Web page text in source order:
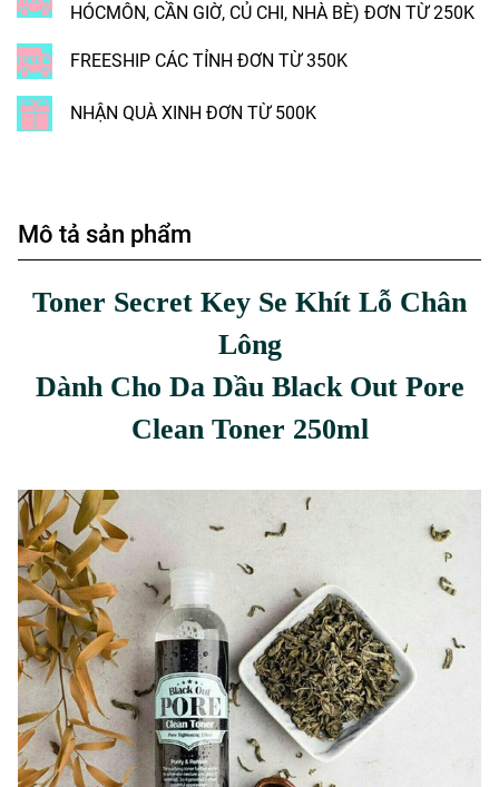
HÓCMÔN, CẦN GIỜ, CỦ CHI, NHÀ BÈ) ĐƠN TỪ 250K
FREESHIP CÁC TỈNH ĐƠN TỪ 350K
NHẬN QUÀ XINH ĐƠN TỪ 500K
Mô tả sản phẩm
Toner Secret Key Se Khít Lỗ Chân
Lông
Dành Cho Da Dầu Black Out Pore
Clean Toner 250ml